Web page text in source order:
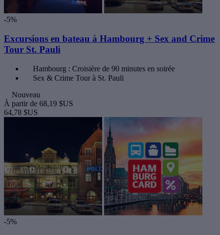
-5%
Excursions en bateau à Hambourg + Sex and Crime
Tour St. Pauli
Hambourg : Croisière de 90 minutes en soirée
Sex & Crime Tour à St. Pauli
Nouveau
À partir de 68,19 $US
64,78 $US
-5%